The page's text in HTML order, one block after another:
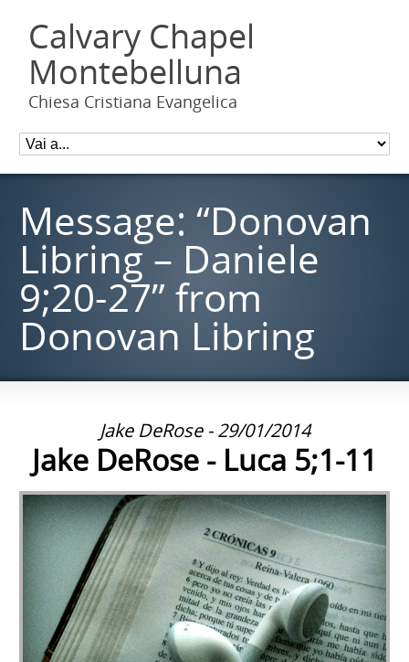
Calvary Chapel
Montebelluna
Chiesa Cristiana Evangelica
Message: “Donovan
Libring – Daniele
9;20-27” from
Donovan Libring
Jake DeRose - 29/01/2014
Jake DeRose - Luca 5;1-11